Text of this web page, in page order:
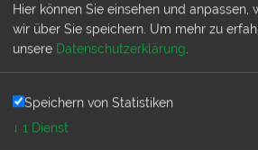
Terrasse überdacht
Terrassenmöbel
Fahrräder inkl.
Grill
Garten/Liegewiese
Parkplatz auf dem Grundstück
mehr anzeigen...
Klimaanlage warm/kalt
Hier können Sie einsehen und anpassen,
wir über Sie speichern. Um mehr zu
unsere Datenschutzerklärung.
Speichern von Statistiken
↓ 1 Dienst